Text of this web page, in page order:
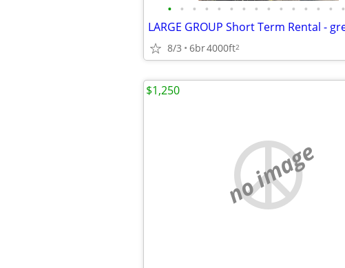
• • • • • • • • • • • • • • •
8/3 6br4000ft2
no image
$1,250